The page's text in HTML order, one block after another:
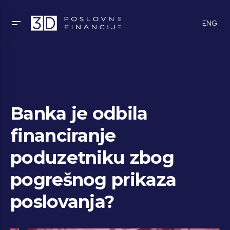
ENG
Banka je odbila
financiranje
poduzetniku zbog
pogrešnog prikaza
poslovanja?